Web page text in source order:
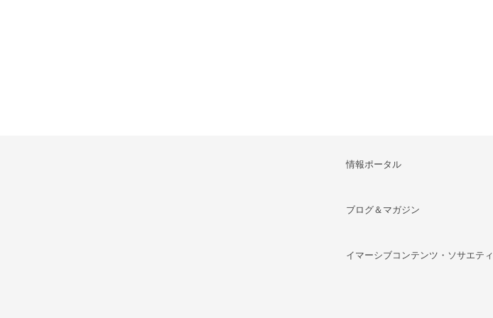
情報ポータル
ブログ＆マガジン
イマーシブコンテンツ・ソサエティ